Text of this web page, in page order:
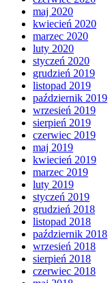
maj 2020
kwiecień 2020
marzec 2020
luty 2020
styczeń 2020
grudzień 2019
listopad 2019
październik 2019
wrzesień 2019
sierpień 2019
czerwiec 2019
maj 2019
kwiecień 2019
marzec 2019
luty 2019
styczeń 2019
grudzień 2018
listopad 2018
październik 2018
wrzesień 2018
sierpień 2018
czerwiec 2018